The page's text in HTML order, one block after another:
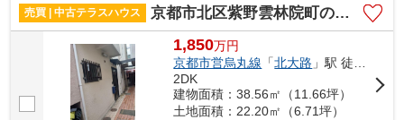
売買 | 中古テラスハウス 京都市北区紫野雲林院町の中古テラスハウス
1,850万円
京都市営烏丸線 「北大路 」駅 徒歩13分
2DK
建物面積：38.56㎡（11.66坪）
土地面積：22.20㎡（6.71坪）